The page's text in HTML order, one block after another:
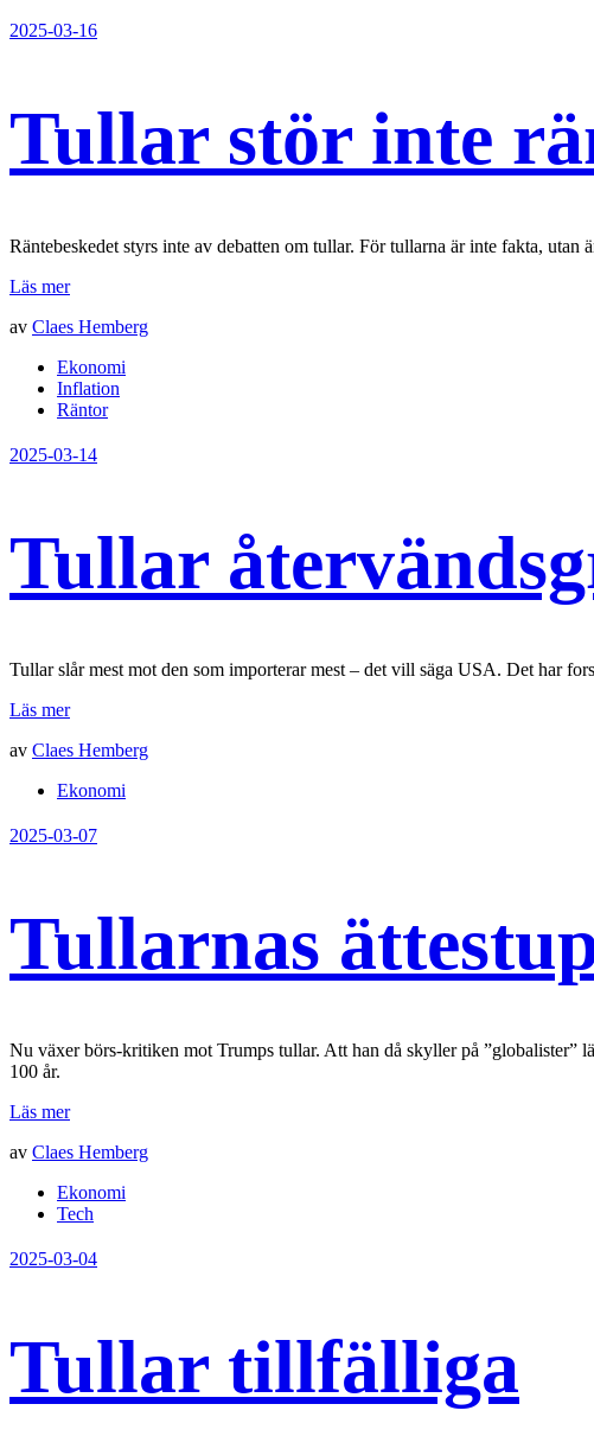
2025-03-16
Tullar stör inte
Räntebeskedet styrs inte av debatten om tullar. För tullarna är inte fakta,
Läs mer
av Claes Hemberg
Ekonomi
Inflation
Räntor
2025-03-14
Tullar
Tullar slår mest mot den som importerar mest – det vill säga USA. Det har
Läs mer
av Claes Hemberg
Ekonomi
2025-03-07
Tullarnas
Nu växer börs-kritiken mot Trumps tullar. Att han då skyller på ”globalister”
100 år.
Läs mer
av Claes Hemberg
Ekonomi
Tech
2025-03-04
Tullar tillfälliga